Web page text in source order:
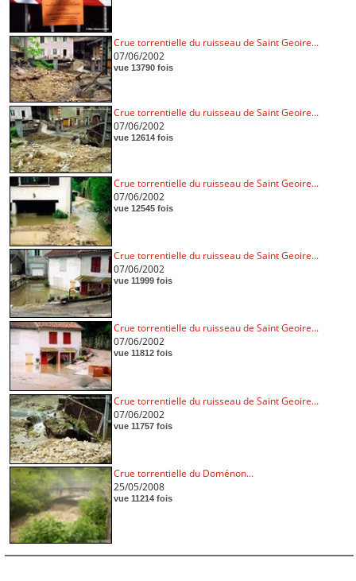
Crue torrentielle du ruisseau de Saint Geoire...
07/06/2002
vue 13790 fois
Crue torrentielle du ruisseau de Saint Geoire...
07/06/2002
vue 12614 fois
Crue torrentielle du ruisseau de Saint Geoire...
07/06/2002
vue 12545 fois
Crue torrentielle du ruisseau de Saint Geoire...
07/06/2002
vue 11999 fois
Crue torrentielle du ruisseau de Saint Geoire...
07/06/2002
vue 11812 fois
Crue torrentielle du ruisseau de Saint Geoire...
07/06/2002
vue 11757 fois
Crue torrentielle du Doménon...
25/05/2008
vue 11214 fois